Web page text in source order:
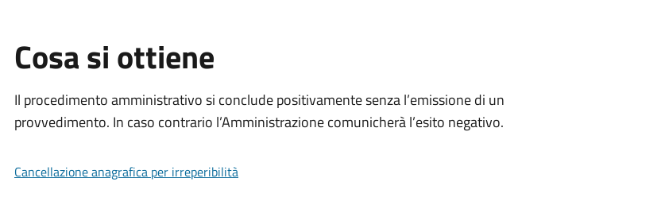
Cosa si ottiene
Il procedimento amministrativo si conclude positivamente senza l’emissione di un
provvedimento. In caso contrario l’Amministrazione comunicherà l’esito negativo.
Cancellazione anagrafica per irreperibilità